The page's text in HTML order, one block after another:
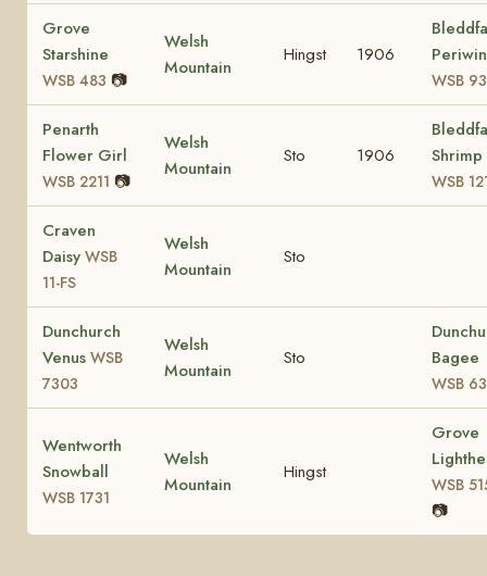
Grove
Starshine
WSB 483 📷
Welsh
Mountain
Hingst 1906
Bleddfa
WSB
Penarth
Flower Girl
WSB 2211 📷
Welsh
Mountain
Sto 1906
Bleddfa
Shrimp
WSB
Craven
Daisy WSB
11-FS
Welsh
Mountain
Sto
Dunchurch
Venus WSB
7303
Welsh
Mountain
Sto
Bagee
WSB
Wentworth
Snowball
WSB 1731
Welsh
Mountain
Hingst
Grove
WSB
📷